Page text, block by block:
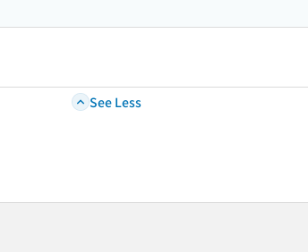
See Less